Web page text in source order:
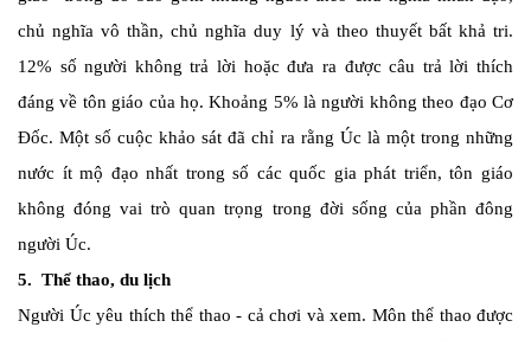
chủ nghĩa vô thần, chủ nghĩa duy lý và theo thuyết bất khả tri.
12% số người không trả lời hoặc đưa ra được câu trả lời thích
đáng về tôn giáo của họ. Khoảng 5% là người không theo đạo Cơ
Đốc. Một số cuộc khảo sát đã chỉ ra rằng Úc là một trong những
nước ít mộ đạo nhất trong số các quốc gia phát triển, tôn giáo
không đóng vai trò quan trọng trong đời sống của phần đông
người Úc.
5. Thể thao, du lịch
Người Úc yêu thích thể thao - cả chơi và xem. Môn thể thao được